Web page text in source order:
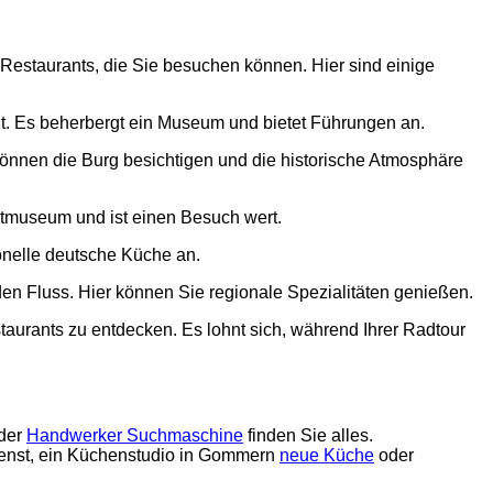
die Sie besuchen können. Hier sind einige
beherbergt ein Museum und bietet Führungen an.
die Burg besichtigen und die historische Atmosphäre
und ist einen Besuch wert.
deutsche Küche an.
Fluss. Hier können Sie regionale Spezialitäten genießen.
zu entdecken. Es lohnt sich, während Ihrer Radtour
Handwerker Suchmaschine finden Sie alles.
ein Küchenstudio in Gommern neue Küche oder